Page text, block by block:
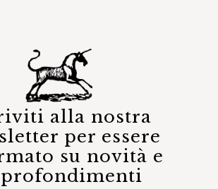
alla nostra
per essere
su novità e